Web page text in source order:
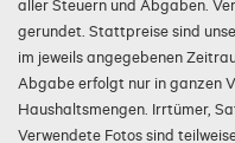
aller Steuern und Abgaben.
gerundet. Stattpreise sind
im jeweils angegebenen
Abgabe erfolgt nur in ganzen
Haushaltsmengen. Irrtümer,
Verwendete Fotos sind